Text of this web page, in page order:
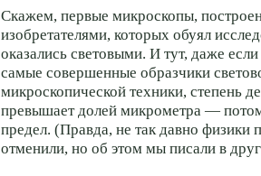
Скажем, первые микроскопы,
изобретателями, которых обуял
оказались световыми. И тут, даже
самые совершенные образчики
микроскопической техники, степень
превышает долей микрометра —
предел. (Правда, не так давно физики
отменили, но об этом мы писали в